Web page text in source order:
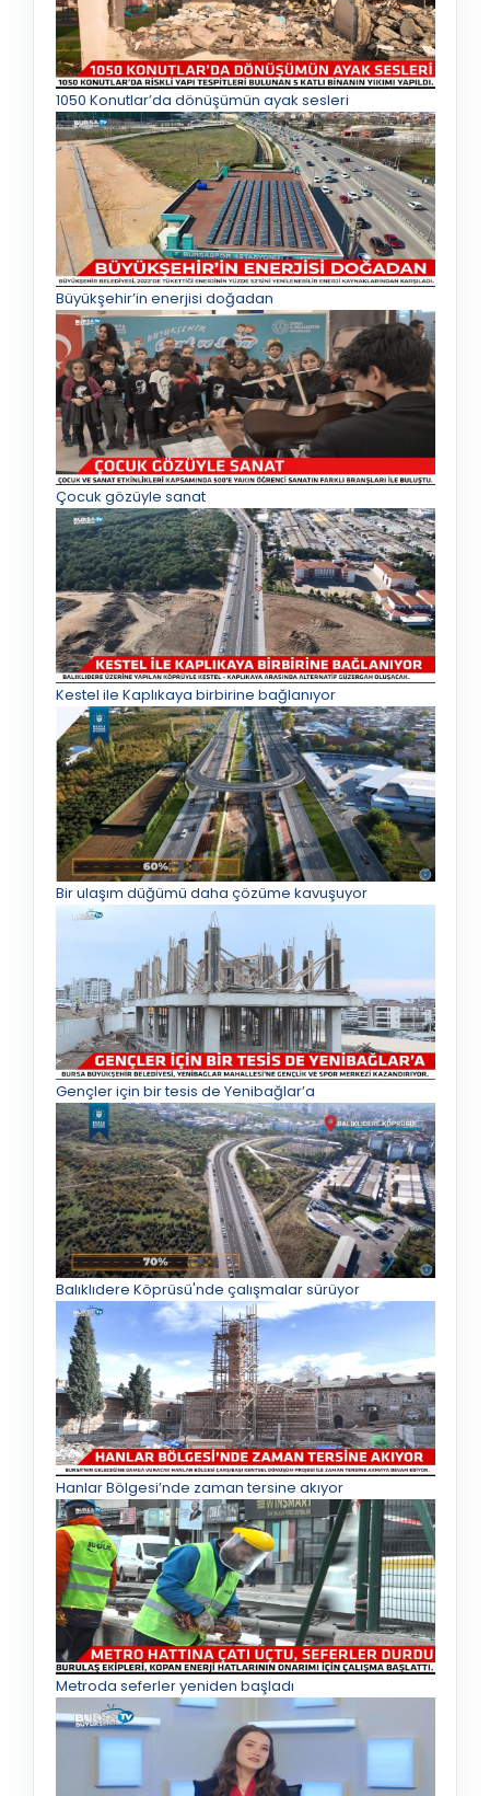
1050 Konutlar’da dönüşümün ayak sesleri
Büyükşehir’in enerjisi doğadan
Çocuk gözüyle sanat
Kestel ile Kaplıkaya birbirine bağlanıyor
Bir ulaşım düğümü daha çözüme kavuşuyor
Gençler için bir tesis de Yenibağlar’a
Balıklıdere Köprüsü'nde çalışmalar sürüyor
Hanlar Bölgesi’nde zaman tersine akıyor
Metroda seferler yeniden başladı